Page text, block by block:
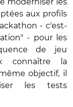
aux profils
- c'est-
- pour les
de jeu
connaître la
objectif, il
les tests